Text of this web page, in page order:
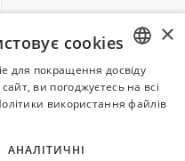
UKRAINIAN
×
cookies
для покращення досвіду
ви погоджуєтесь на всі
використання файлів
АНАЛІТИЧНІ